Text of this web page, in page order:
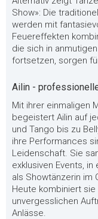
Show»: Die
werden mit
Feuereffekten
die sich in
fortsetzen, sorgen
Ailin -
Mit ihrer einmaligen
begeistert Ailin auf
und Tango bis zu
ihre Performances
Leidenschaft. Sie
exklusiven Events,
als Showtänzerin im
Heute kombiniert sie
unvergesslichen
Anlässe.